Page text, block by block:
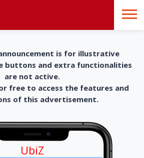
is for illustrative
buttons and extra functionalities
are not active.
free to access the features and
of this advertisement.
UbiZ